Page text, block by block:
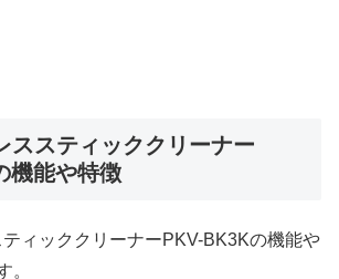
ススティッククリーナー
機能や特徴
ィッククリーナーPKV-BK3Kの機能や
。